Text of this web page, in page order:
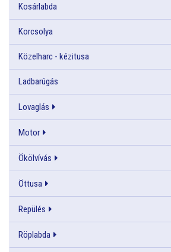
Kosárlabda
Korcsolya
Közelharc - kézitusa
Ladbarúgás
Lovaglás
Motor
Ökölvívás
Öttusa
Repülés
Röplabda